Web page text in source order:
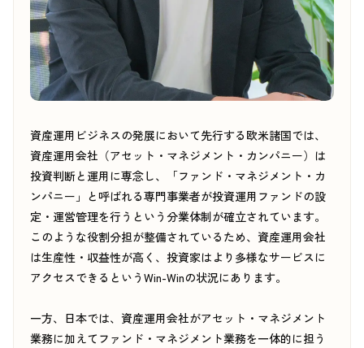
資産運用ビジネスの発展において先行する欧米諸国では、
資産運用会社（アセット・マネジメント・カンパニー）は
投資判断と運用に専念し、「ファンド・マネジメント・カ
ンパニー」と呼ばれる専門事業者が投資運用ファンドの設
定・運営管理を行うという分業体制が確立されています。
このような役割分担が整備されているため、資産運用会社
は生産性・収益性が高く、投資家はより多様なサービスに
アクセスできるというWin-Winの状況にあります。
一方、日本では、資産運用会社がアセット・マネジメント
業務に加えてファンド・マネジメント業務を一体的に担う